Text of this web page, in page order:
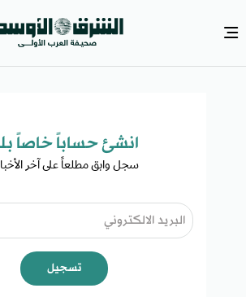
انشئ حساباً خاصاً
سجل وابق مطلعاً على آخر
تسجيل